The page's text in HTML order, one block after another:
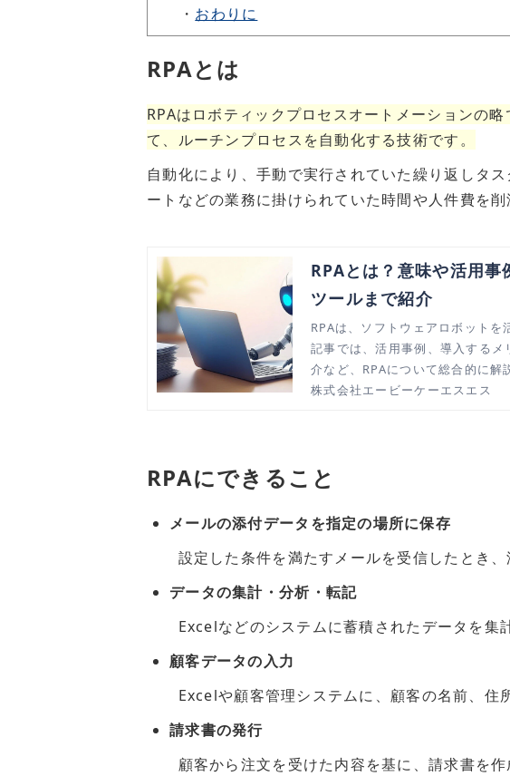
・ おわりに
RPAとは
RPAはロボティックプロセスオートメーションの
て、ルーチンプロセスを自動化する技術です。
自動化により、手動で実行されていた繰り返しタ
ートなどの業務に掛けられていた時間や人件費を削
RPAとは？意味や活用
ツールまで紹介
RPAは、ソフトウェアロボット
記事では、活用事例、導入する
介など、RPAについて総合的に解
株式会社エービーケーエスエス
RPAにできること
メールの添付データを指定の場所に保存
設定した条件を満たすメールを受信したとき、
データの集計・分析・転記
Excelなどのシステムに蓄積されたデータを集
顧客データの入力
Excelや顧客管理システムに、顧客の名前、住
請求書の発行
顧客から注文を受けた内容を基に、請求書を作